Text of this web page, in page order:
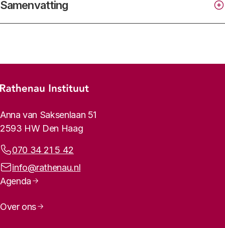
Samenvatting
Footer-menu
Rathenau logo, naar de homepage
Contactinformatie
Anna van Saksenlaan 51
2593 HW Den Haag
Telefoonnummer:
070 34 21 5 42
E-mailadres:
info@rathenau.nl
Paginanavigatie
Agenda
Over ons